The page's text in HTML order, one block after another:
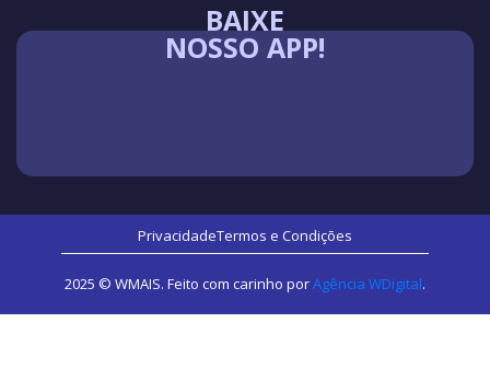
BAIXE
NOSSO APP!
PrivacidadeTermos e Condições
2025 © WMAIS. Feito com carinho porAgência WDigital.